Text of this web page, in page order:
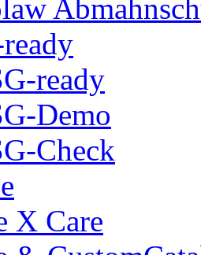
ready
Demo
Check
X Care